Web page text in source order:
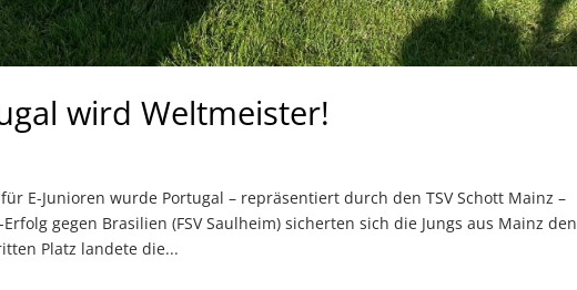
wird Weltmeister!
E-Junioren wurde Portugal – repräsentiert durch den TSV Schott Mainz –
gegen Brasilien (FSV Saulheim) sicherten sich die Jungs aus Mainz den
Platz landete die...